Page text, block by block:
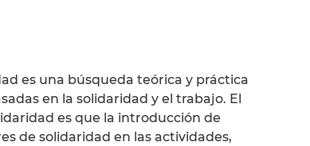
es una búsqueda teórica y práctica
en la solidaridad y el trabajo. El
es que la introducción de
de solidaridad en las actividades,